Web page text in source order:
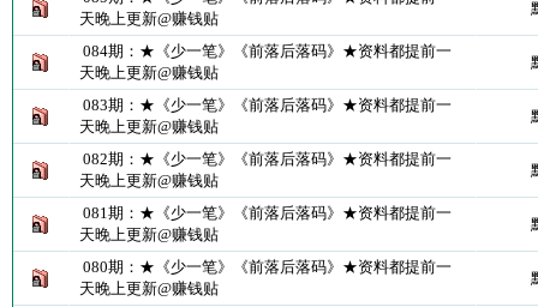
天晚上更新@赚钱贴
084期：★《少一笔》《前落后落码》★资料都提前一
天晚上更新@赚钱贴
083期：★《少一笔》《前落后落码》★资料都提前一
天晚上更新@赚钱贴
082期：★《少一笔》《前落后落码》★资料都提前一
天晚上更新@赚钱贴
081期：★《少一笔》《前落后落码》★资料都提前一
天晚上更新@赚钱贴
080期：★《少一笔》《前落后落码》★资料都提前一
天晚上更新@赚钱贴